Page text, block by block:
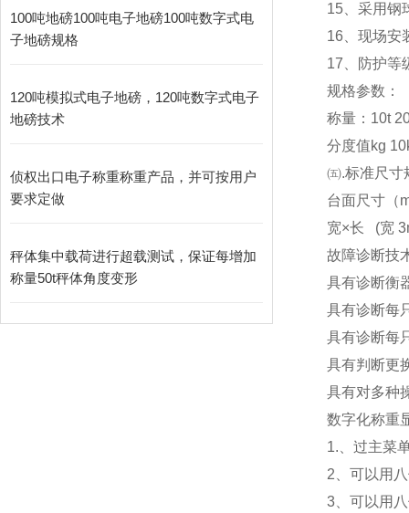
100吨地磅100吨电子地磅100吨数字式电
子地磅规格
120吨模拟式电子地磅，120吨数字式电子
地磅技术
侦权出口电子称重称重产品，并可按用户
要求定做
秤体集中载荷进行超载测试，保证每增加
称量50t秤体角度变形
15 、采用
16 、现场
17 、防护
规格参数：
称量：10t
分度值kg
㈤.标准尺寸
台面尺寸（
宽×长 (宽
故障诊断技
具有诊断衡
具有诊断每
具有诊断每
具有判断更
具有对多种
数字化称重
1. 、过主菜
2 、可以用
3 、可以用